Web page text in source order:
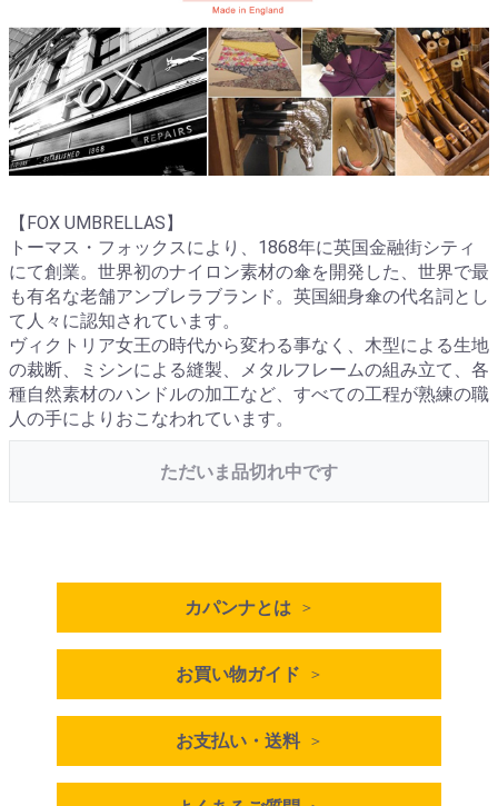
【FOX UMBRELLAS】
トーマス・フォックスにより、1868年に英国金融街シティ
にて創業。世界初のナイロン素材の傘を開発した、世界で最
も有名な老舗アンブレラブランド。英国細身傘の代名詞とし
て人々に認知されています。
ヴィクトリア女王の時代から変わる事なく、木型による生地
の裁断、ミシンによる縫製、メタルフレームの組み立て、各
種自然素材のハンドルの加工など、すべての工程が熟練の職
人の手によりおこなわれています。
ただいま品切れ中です
カパンナとは
お買い物ガイド
お支払い・送料